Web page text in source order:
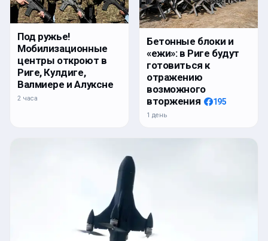
Под ружье!
Мобилизационные
центры откроют в
Риге, Кулдиге,
Валмиере и Алуксне
2 часа
Бетонные блоки и
«ежи»: в Риге будут
готовиться к
отражению
возможного
вторжения
195
1 день